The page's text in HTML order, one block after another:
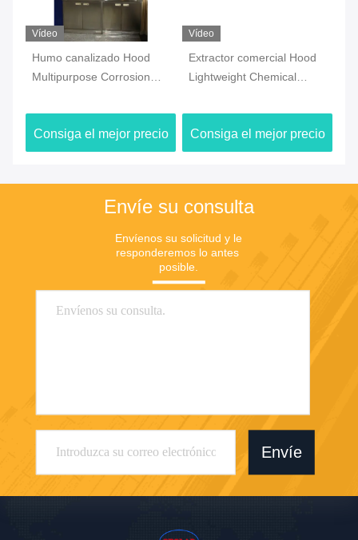
Vídeo
Humo canalizado Hood
Multipurpose Corrosion
de ciencia
Consiga el mejor precio
Vídeo
Extractor comercial Hood
Lightweight Chemical
220V
Consiga el mejor precio
Envíe su consulta
Envíenos su solicitud y le
responderemos lo antes
posible.
Envíe